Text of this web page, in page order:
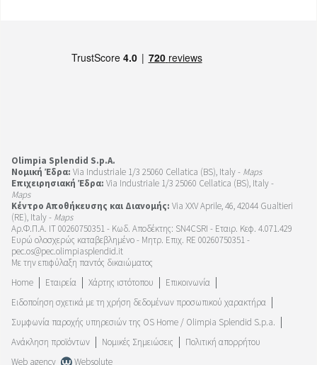
Olimpia Splendid S.p.A.
Νομική Έδρα: Via Industriale 1/3 25060 Cellatica (BS), Italy - Maps
Επιχειρησιακή Έδρα: Via Industriale 1/3 25060 Cellatica (BS), Italy -
Maps
Κέντρο Αποθήκευσης και Διανομής: Via XXV Aprile, 46, 42044 Gualtieri
(RE), Italy - Maps
Αρ.Φ.Π.Α. IT 00260750351 - Κωδ. Αποδέκτης: SN4CSRI - Εταιρ. Κεφ. 4.071.429
Ευρώ ολοσχερώς καταβεβλημένο - Μητρ. Επιχ. RE 00260750351 -
pec.os@pec.olimpiasplendid.it
Με την επιφύλαξη παντός δικαιώματος
Home
Εταιρεία Χάρτης ιστότοπου
Επικοινωνία
Ειδοποίηση σχετικά με τη χρήση δεδομένων προσωπικού χαρακτήρα
Συμφωνία παροχής υπηρεσιών της OS Home / Olimpia Splendid S.p.a.
Ανάκληση προϊόντων
Νομικές Σημειώσεις
Πολιτική απορρήτου
Web agency
Websolute